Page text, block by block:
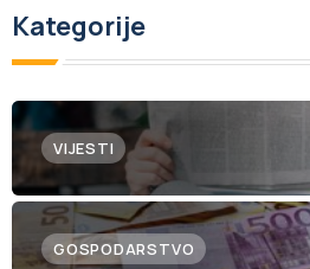
Kategorije
VIJESTI
GOSPODARSTVO